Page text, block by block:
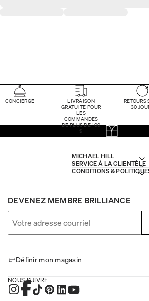
CONCIERGE
LIVRAISON
GRATUITE POUR
LES
COMMANDES
DE PLUS DE 100
$
RETOURS
30
MICHAEL HILL
SERVICE À LA CLIENTÈLE
CONDITIONS &
DEVENEZ MEMBRE BRILLIANCE
Définir mon magasin
NOUS SUIVRE